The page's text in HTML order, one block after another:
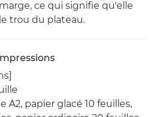
ce qui signifie qu'elle
trou du plateau.
A2, papier glacé 10 feuilles,